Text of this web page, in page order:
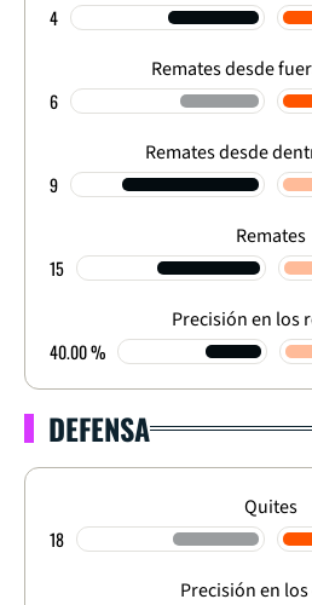
4
Remates desde
6
Remates desde
9
Remates
15
Precisión en los
40.00 %
DEFENSA
Quites
18
Precisión en